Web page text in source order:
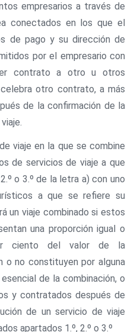
empresarios a través de
conectados en los que el
de pago y su dirección de
por el empresario con
contrato a otro u otros
otro contrato, a más
de la confirmación de la
viaje en la que se combine
de servicios de viaje a que
o 3.º de la letra a) con uno
a que se refiere su
un viaje combinado si estos
una proporción igual o
ciento del valor de la
o no constituyen por alguna
de la combinación, o
y contratados después de
de un servicio de viaje
apartados 1.º, 2.º o 3.º